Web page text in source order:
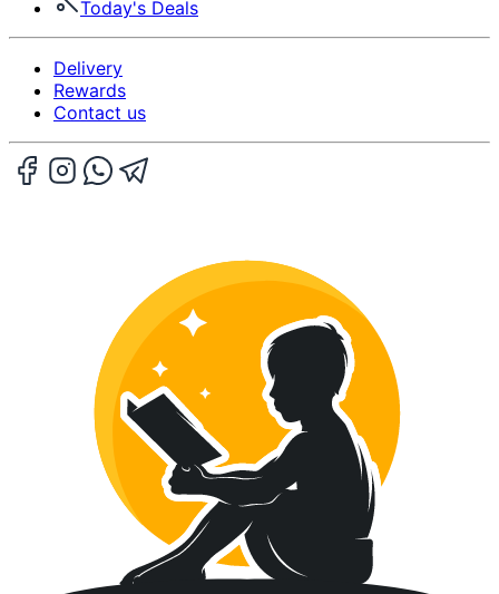
Today's Deals
Delivery
Rewards
Contact us